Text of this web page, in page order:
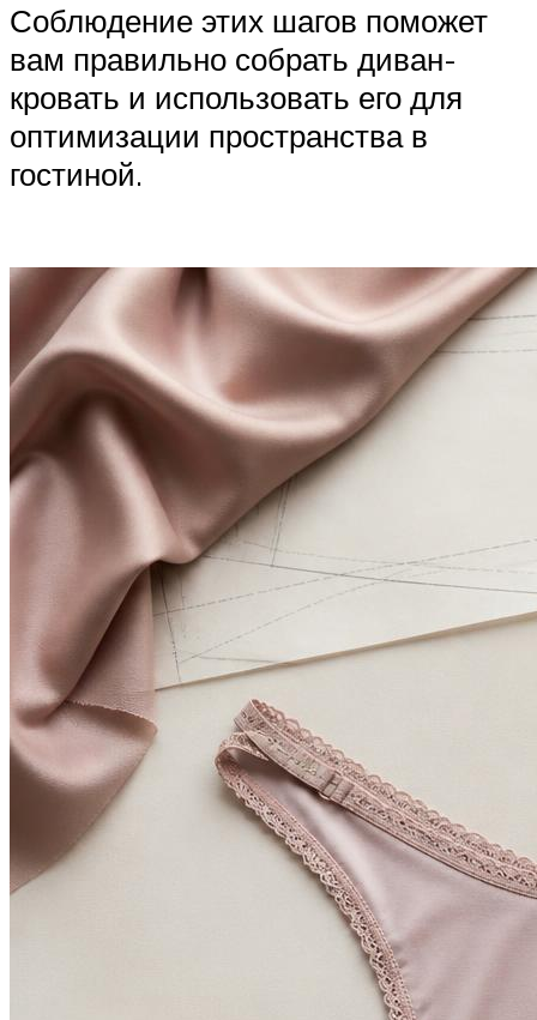
Соблюдение этих шагов поможет
вам правильно собрать диван-
кровать и использовать его для
оптимизации пространства в
гостиной.